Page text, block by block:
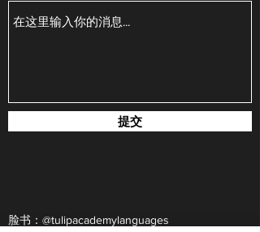
提交
脸书：@tulipacademylanguages